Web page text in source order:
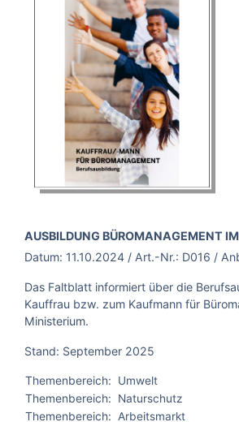
BROSCHÜRE:
AUSBILDUNG BÜROMANAGEMENT
Datum: 11.10.2024 / Art.-Nr.: D016 /
Das Faltblatt informiert über die
Kauffrau bzw. zum Kaufmann für
Ministerium.
Stand: September 2025
Themenbereich:
Umwelt
Themenbereich:
Naturschutz
Themenbereich: Arbeitsmarkt